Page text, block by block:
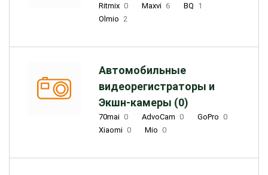
Ritmix 0 Maxvi 6 BQ 1
Olmio 2
Автомобильные
видеорегистраторы и
Экшн-камеры (0)
70mai 0 AdvoCam 0 GoPro 0
Xiaomi 0 Mio 0